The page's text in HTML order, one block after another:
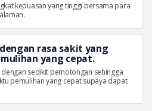
kepuasan yang tinggi bersama para
rasa sakit yang
yang cepat.
sedikit pemotongan sehingga
pemulihan yang cepat supaya dapat